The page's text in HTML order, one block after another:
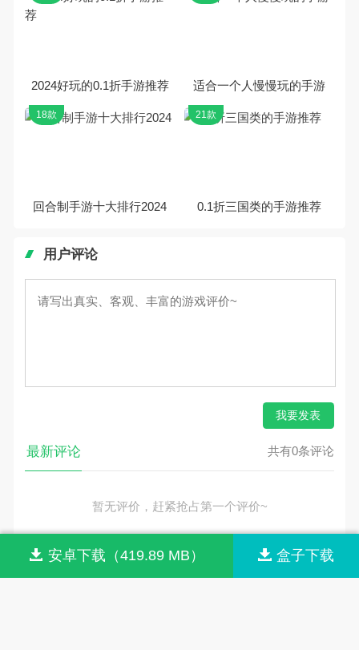
2024好玩的0.1折手游推荐 适合一个人慢慢玩的手游
回合制手游十大排行2024
18款
0.1折三国类的手游推荐
21款
用户评论
我要发表
最新评论 共有0条评论
暂无评价，赶紧抢占第一个评价~
安卓下载（419.89 MB） 盒子下载